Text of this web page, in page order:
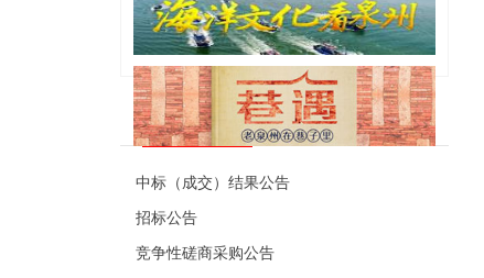
便民资讯
中标（成交）结果公告
招标公告
竞争性磋商采购公告